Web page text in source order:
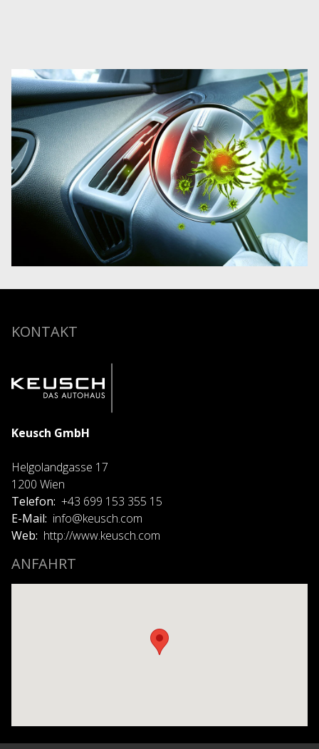
KONTAKT
Keusch GmbH
Helgolandgasse 17
1200 Wien
Telefon +43 699 153 355 15
E-Mail info@keusch.com
Web http://www.keusch.com
ANFAHRT